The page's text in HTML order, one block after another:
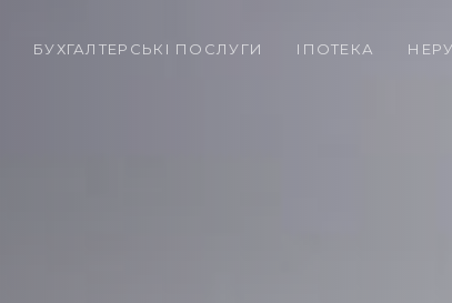
БУХГАЛТЕРСЬКІ ПОСЛУГИ ІПОТЕКА